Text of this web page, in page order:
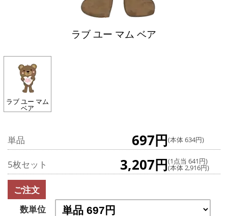
ラブ ユー マム ベア
ラブ ユー マム
ベア
単品 697円(本体 634円)
5枚セット 3,207円(1点当 641円)
(本体 2,916円)
ご注文
数単位